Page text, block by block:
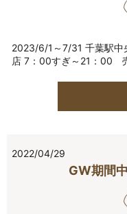
2023/6/1～7/31 千葉駅中
店 7：00すぎ～21：00
2022/04/29
GW期間